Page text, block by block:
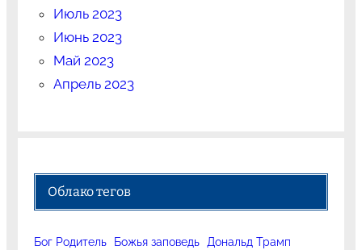
Июль 2023
Июнь 2023
Май 2023
Апрель 2023
Облако тегов
Бог Родитель Божья заповедь
Дональд Трамп